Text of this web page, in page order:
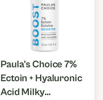
Paula's Choice 7%
Ectoin + Hyaluronic
Acid Milky